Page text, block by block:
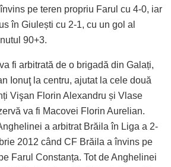
pe teren propriu Farul cu 4-0, iar
în Giulești cu 2-1, cu un gol al
90+3.
fi arbitrată de o brigadă din Galați,
Ionuţ la centru, ajutat la cele două
Vişan Florin Alexandru și Vlase
va fi Macovei Florin Aurelian.
a arbitrat Brăila în Liga a 2-
2012 când CF Brăila a învins pe
Farul Constanța. Tot de Anghelinei